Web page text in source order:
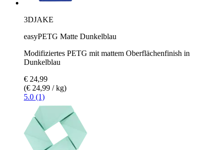
3DJAKE
easyPETG Matte Dunkelblau
Modifiziertes PETG mit mattem Oberflächenfinish in
Dunkelblau
€ 24,99
(€ 24,99 / kg)
5.0 (1)